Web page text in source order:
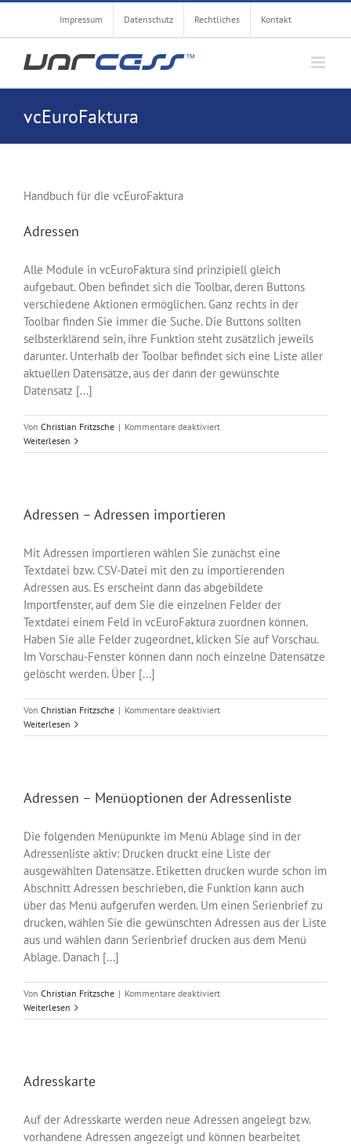
Zum
springen
Impressum Datenschutz Rechtliches Kontakt
vcEuroFaktura
Handbuch für die vcEuroFaktura
Adressen
Alle Module in vcEuroFaktura sind prinzipiell gleich
aufgebaut. Oben befindet sich die Toolbar, deren Buttons
verschiedene Aktionen ermöglichen. Ganz rechts in der
Toolbar finden Sie immer die Suche. Die Buttons sollten
selbsterklärend sein, ihre Funktion steht zusätzlich jeweils
darunter. Unterhalb der Toolbar befindet sich eine Liste aller
aktuellen Datensätze, aus der dann der gewünschte
Datensatz [...]
Von Christian Fritzsche | Kommentare deaktiviertfür
Weiterlesen
Adressen – Adressen importieren
Mit Adressen importieren wählen Sie zunächst eine
Textdatei bzw. CSV-Datei mit den zu importierenden
Adressen aus. Es erscheint dann das abgebildete
Importfenster, auf dem Sie die einzelnen Felder der
Textdatei einem Feld in vcEuroFaktura zuordnen können.
Haben Sie alle Felder zugeordnet, klicken Sie auf Vorschau.
Im Vorschau-Fenster können dann noch einzelne Datensätze
gelöscht werden. Über [...]
Von Christian Fritzsche | Kommentare deaktiviertfür
–
Weiterlesen
Adressen – Menüoptionen der Adressenliste
Die folgenden Menüpunkte im Menü Ablage sind in der
Adressenliste aktiv: Drucken druckt eine Liste der
ausgewählten Datensätze. Etiketten drucken wurde schon im
Abschnitt Adressen beschrieben, die Funktion kann auch
über das Menü aufgerufen werden. Um einen Serienbrief zu
drucken, wählen Sie die gewünschten Adressen aus der Liste
aus und wählen dann Serienbrief drucken aus dem Menü
Ablage. Danach [...]
Von Christian Fritzsche | Kommentare deaktiviertfür
–
Weiterlesen
Adresskarte
Auf der Adresskarte werden neue Adressen angelegt bzw.
vorhandene Adressen angezeigt und können bearbeitet